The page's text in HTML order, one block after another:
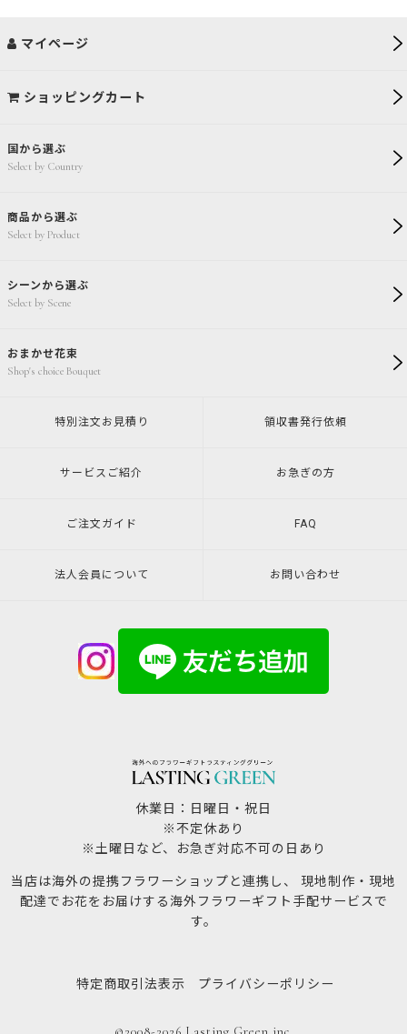
国から選ぶ
Select by Country
商品から選ぶ
Select by Product
シーンから選ぶ
Select by Scene
おまかせ花束
Shop's choice Bouquet
マイページ
ショッピングカート
特別注文 お見積り 領収書発行依頼
サービスご紹介 お急ぎの方
ご注文ガイド FAQ
法人会員について お問い合わせ
休業日：日曜日・祝日
※不定休あり
※土曜日など、お急ぎ対応不可の日あり
当店は海外の提携フラワーショップと連携し、 現地制作・現地
配達でお花をお届けする海外フラワーギフト手配サービスで
す。
特定商取引法表示 プライバシーポリシー